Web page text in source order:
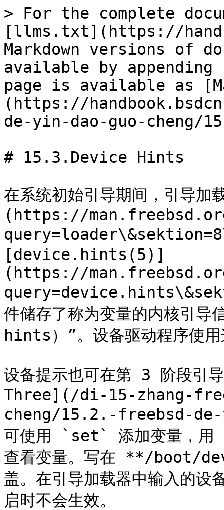
> For the complete
[llms.txt](https://
Markdown versions of
available by
page is available as
(https://
de-yin-dao-guo-cheng/
# 15.3.Device Hints
在系统初始引导期间，引
(https://
[device.hints(5)]
(https://
件储存了称为变量的内核引
hints）”。设备驱动程序使
设备提示也可在第 3 阶段引
Three](/di-15-zhang-
cheng/15.2.-freebsd-de-
可使用 `set` 添加变量，
查看变量。写在 **/boot/
盖。在引导加载器中输入的设
启时不会生效。